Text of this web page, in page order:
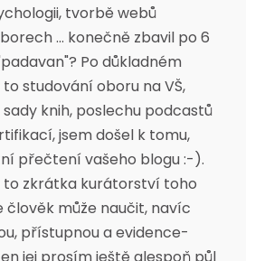
tvorbě webů
... konečně zbavil po 6
Po důkladném
studování oboru na VŠ,
knih, poslechu podcastů
jsem došel k tomu,
přečtení vašeho blogu :-).
to zkrátka kurátorství toho
člověk může naučit, navíc
přístupnou a evidence-
jej prosím ještě alespoň půl